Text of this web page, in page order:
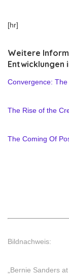
[hr]
Weitere
Entwicklungen
Convergence:
The Rise of the
The Coming Of
Bildnachweis:
„Bernie Sanders